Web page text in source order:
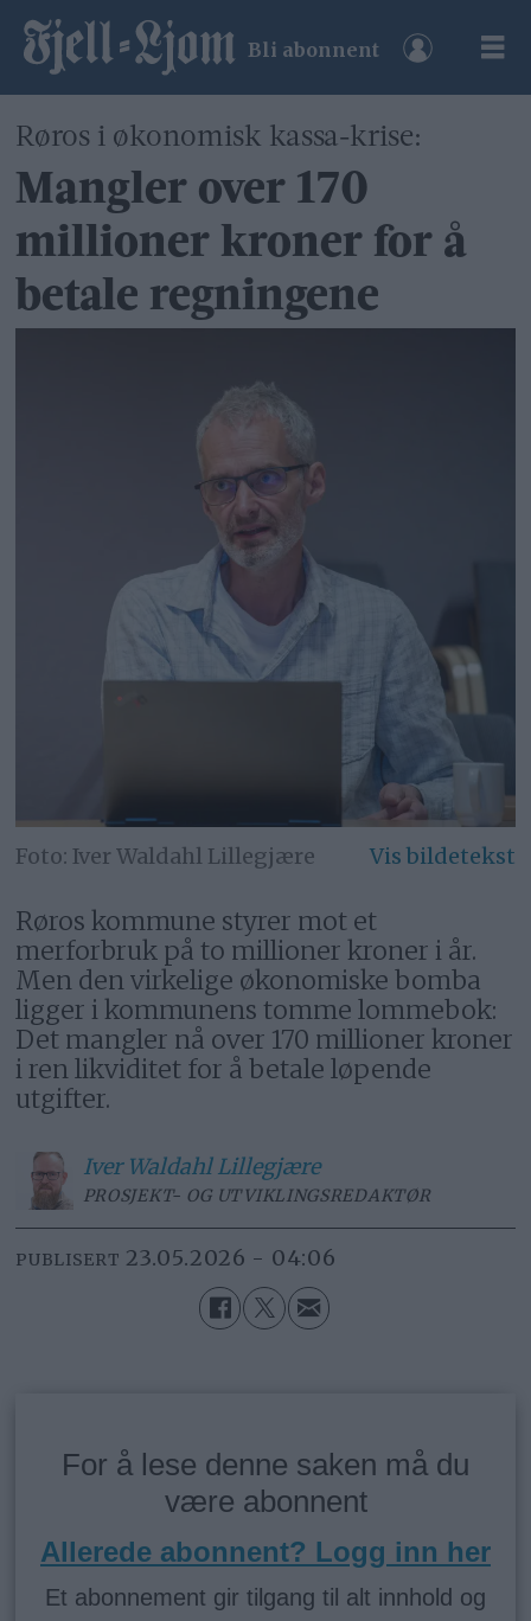
Bli abonnent
Røros i økonomisk kassa-krise:
Mangler over 170
millioner kroner for å
betale regningene
Iver Waldahl Lillegjære
Røros kommune styrer mot et
merforbruk på to millioner kroner i år.
Men den virkelige økonomiske bomba
ligger i kommunens tomme lommebok:
Det mangler nå over 170 millioner kroner
i ren likviditet for å betale løpende
utgifter.
Iver Waldahl Lillegjære
PROSJEKT- OG UTVIKLINGSREDAKTØR
PUBLISERT 23.05.2026 - 04:06
For å lese denne saken må du
være abonnent
Allerede abonnent? Logg inn her
Et abonnement gir tilgang til alt innhold og